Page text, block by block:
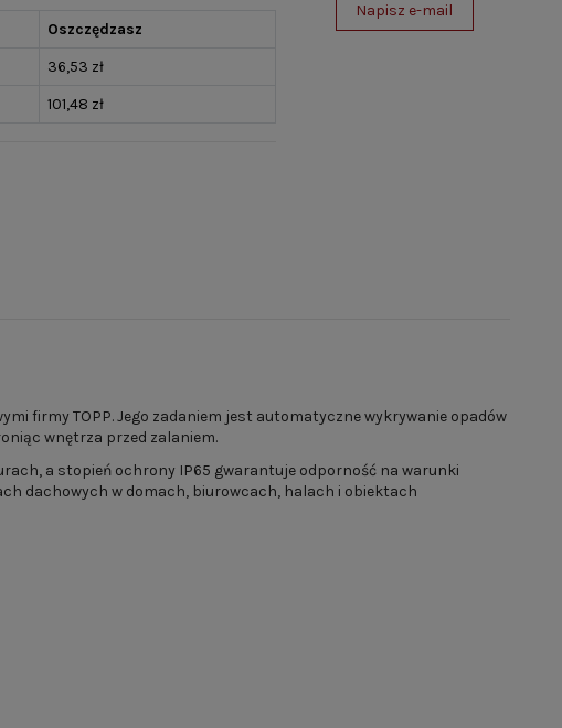
Oszczędzasz
36,53 zł
101,48 zł
Napisz e-mail
firmy TOPP. Jego zadaniem jest automatyczne wykrywanie opadów
wnętrza przed zalaniem.
a stopień ochrony IP65 gwarantuje odporność na warunki
dachowych w domach, biurowcach, halach i obiektach